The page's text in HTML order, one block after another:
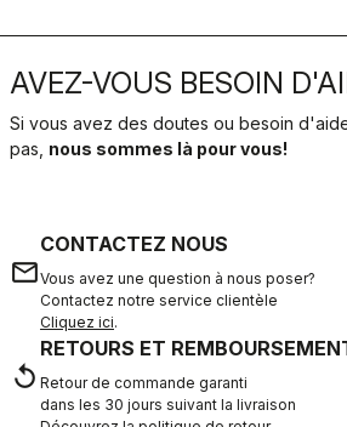
AVEZ-VOUS BESOIN
Si vous avez des doutes ou besoin
pas, nous sommes là pour vous!
email
CONTACTEZ NOUS
Vous avez une question à nous poser?
Contactez notre service clientèle
Cliquez ici.
replay
RETOURS ET
Retour de commande garanti
dans les 30 jours suivant la livraison